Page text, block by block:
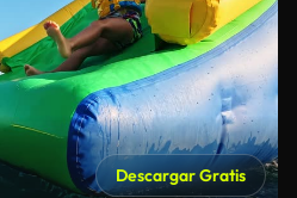
Descargar Gratis